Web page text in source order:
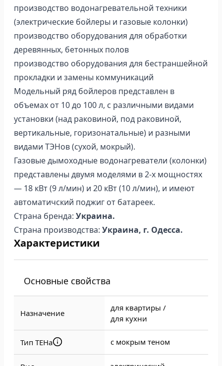
производство водонагревательной техники
(электрические бойлеры и газовые колонки)
производство оборудования для обработки
деревянных, бетонных полов
производство оборудования для бестраншейной
прокладки и замены коммуникаций
Модельный ряд бойлеров представлен в
объемах от 10 до 100 л, с различными видами
установки (над раковиной, под раковиной,
вертикальные, горизонатальные) и разными
видами ТЭНов (сухой, мокрый).
Газовые дымоходные водонагреватели (колонки)
представлены двумя моделями в 2-х мощностях
— 18 кВт (9 л/мин) и 20 кВт (10 л/мин), и имеют
автоматичский поджиг от батареек.
Страна бренда: Украина.
Страна производства: Украина, г. Одесса.
Характеристики
Основные свойства
Назначение
для квартиры /
для кухни
Тип ТЕНа с мокрым теном